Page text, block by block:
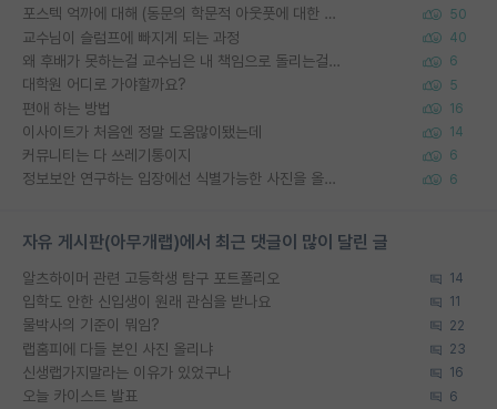
포스텍 억까에 대해 (동문의 학문적 아웃풋에 대한 반박) 50
교수님이 슬럼프에 빠지게 되는 과정 40
왜 후배가 못하는걸 교수님은 내 책임으로 돌리는걸까요? 6
대학원 어디로 가야할까요? 5
편애 하는 방법 16
이사이트가 처음엔 정말 도움많이됐는데 14
커뮤니티는 다 쓰레기통이지 6
정보보안 연구하는 입장에선 식별가능한 사진을 올리는건 비추이긴함 6
자유 게시판(아무개랩)에서 최근 댓글이 많이 달린 글
알츠하이머 관련 고등학생 탐구 포트폴리오 14
입학도 안한 신입생이 원래 관심을 받나요 11
물박사의 기준이 뭐임? 22
랩홈피에 다들 본인 사진 올리냐 23
신생랩가지말라는 이유가 있었구나 16
오늘 카이스트 발표 6